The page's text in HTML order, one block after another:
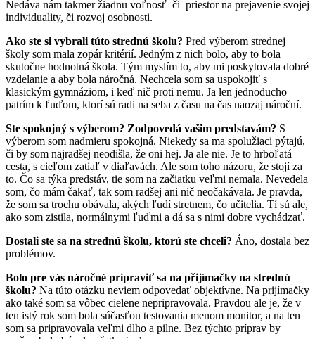
Nedáva nám takmer žiadnu voľnosť či priestor na prejavenie svojej
individuality, či rozvoj osobnosti.
Ako ste si vybrali túto strednú školu? Pred výberom strednej
školy som mala zopár kritérií. Jedným z nich bolo, aby to bola
skutočne hodnotná škola. Tým myslím to, aby mi poskytovala dobré
vzdelanie a aby bola náročná. Nechcela som sa uspokojiť s
klasickým gymnáziom, i keď nič proti nemu. Ja len jednoducho
patrím k ľuďom, ktorí sú radi na seba z času na čas naozaj nároční.
Ste spokojný s výberom? Zodpovedá vašim predstavám? S
výberom som nadmieru spokojná. Niekedy sa ma spolužiaci pýtajú,
či by som najradšej neodišla, že oni hej. Ja ale nie. Je to hrboľatá
cesta, s cieľom zatiaľ v diaľavách. Ale som toho názoru, že stojí za
to. Čo sa týka predstáv, tie som na začiatku veľmi nemala. Nevedela
som, čo mám čakať, tak som radšej ani nič neočakávala. Je pravda,
že som sa trochu obávala, akých ľudí stretnem, čo učitelia. Tí sú ale,
ako som zistila, normálnymi ľuďmi a dá sa s nimi dobre vychádzať.
Dostali ste sa na strednú školu, ktorú ste chceli? Áno, dostala bez
problémov.
Bolo pre vás náročné pripraviť sa na přijímačky na strednú
školu? Na túto otázku neviem odpovedať objektívne. Na prijímačky
ako také som sa vôbec cielene nepripravovala. Pravdou ale je, že v
ten istý rok som bola súčasťou testovania menom monitor, a na ten
som sa pripravovala veľmi dlho a pilne. Bez týchto príprav by